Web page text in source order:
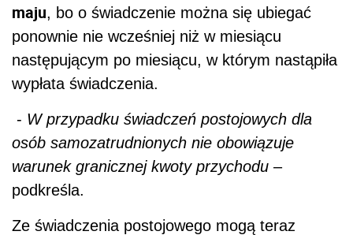
maju, bo o świadczenie można się ubiegać
ponownie nie wcześniej niż w miesiącu
następującym po miesiącu, w którym nastąpiła
wypłata świadczenia.
- W przypadku świadczeń postojowych dla
osób samozatrudnionych nie obowiązuje
warunek granicznej kwoty przychodu –
podkreśla.
Ze świadczenia postojowego mogą teraz